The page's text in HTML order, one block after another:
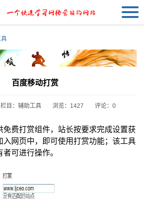
百度移动打赏
栏目： 辅助工具 浏览：1427 评论：0
免费打赏组件，站长按要求完成设置获
入网页中，即可使用打赏功能；该工具
可进行操作。